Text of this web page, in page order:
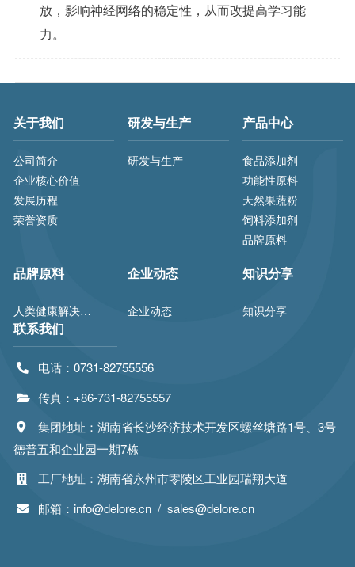
放，影响神经网络的稳定性，从而改提高学习能
力。
关于我们
公司简介
企业核心价值
发展历程
荣誉资质
研发与生产
研发与生产
产品中心
食品添加剂
功能性原料
天然果蔬粉
饲料添加剂
品牌原料
品牌原料
人类健康解决方案
企业动态
企业动态
知识分享
知识分享
联系我们
电话：0731-82755556
传真：+86-731-82755557
集团地址：湖南省长沙经济技术开发区螺丝塘路1号、3号
德普五和企业园一期7栋
工厂地址：湖南省永州市零陵区工业园瑞翔大道
邮箱：info@delore.cn / sales@delore.cn